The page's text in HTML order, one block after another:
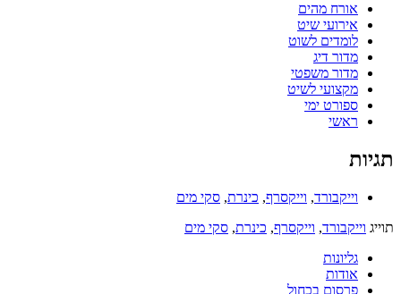
אורח מהים
אירועי שיט
לומדים לשוט
מדור דיג
מדור משפטי
מקצועי לשיט
ספורט ימי
ראשי
תגיות
וייקבורד, וייקסרף, כינרת, סקי מים
תוייג וייקבורד, וייקסרף, כינרת, סקי מים
גליונות
אודות
פרסום בכחול